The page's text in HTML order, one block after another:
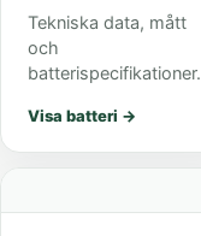
Tekniska data, mått
och
batterispecifikationer.
Visa batteri →